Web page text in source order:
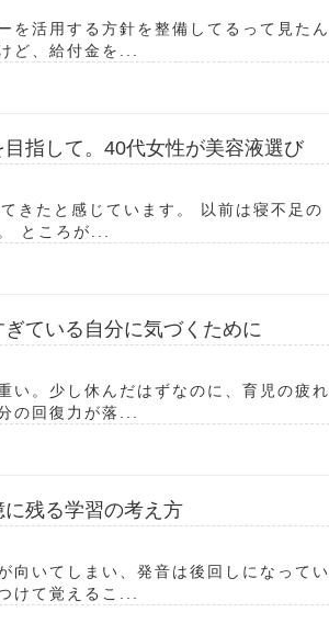
を活用する方針を整備してるって見たん
ど、給付金を...
指して。40代女性が美容液選び
きたと感じています。 以前は寝不足の
ところが...
ている自分に気づくために
い。少し休んだはずなのに、育児の疲れ
の回復力が落...
残る学習の考え方
向いてしまい、発音は後回しになってい
けて覚えるこ...